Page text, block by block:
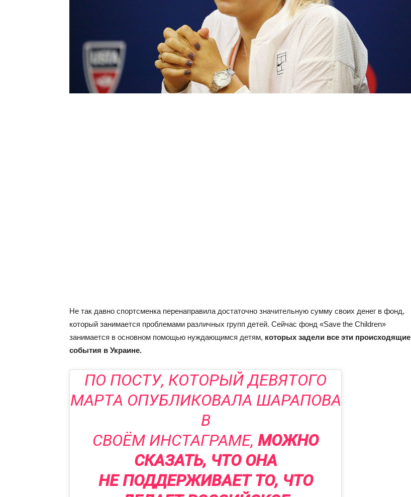
Не так давно спортсменка перенаправила достаточно значительную сумму своих денег в фонд,
который занимается проблемами различных групп детей. Сейчас фонд «Save the Children»
занимается в основном помощью нуждающимся детям, которых задели все эти происходящие
события в Украине.
ПО ПОСТУ, КОТОРЫЙ ДЕВЯТОГО
МАРТА ОПУБЛИКОВАЛА ШАРАПОВА
В
СВОЁМ ИНСТАГРАМЕ, МОЖНО
СКАЗАТЬ, ЧТО ОНА
НЕ ПОДДЕРЖИВАЕТ ТО, ЧТО